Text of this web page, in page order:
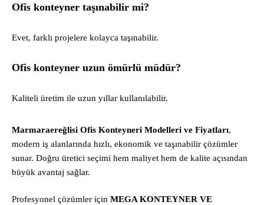
Ofis konteyner taşınabilir mi?
Evet, farklı projelere kolayca taşınabilir.
Ofis konteyner uzun ömürlü müdür?
Kaliteli üretim ile uzun yıllar kullanılabilir.
Marmaraereğlisi Ofis Konteyneri Modelleri ve Fiyatları,
modern iş alanlarında hızlı, ekonomik ve taşınabilir çözümler
sunar. Doğru üretici seçimi hem maliyet hem de kalite açısından
büyük avantaj sağlar.
Profesyonel çözümler için MEGA KONTEYNER VE